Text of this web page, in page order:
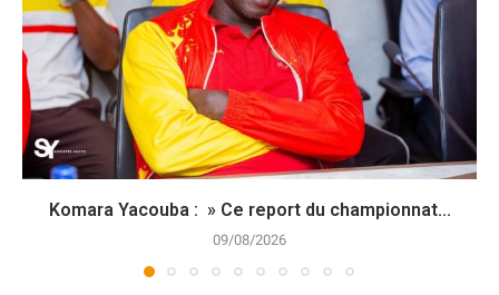
Komara Yacouba : » Ce report du championnat...
09/08/2026